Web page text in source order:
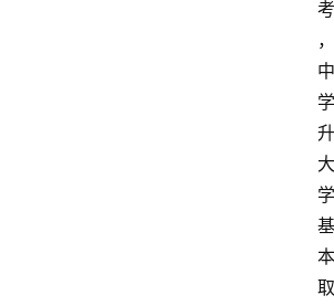
考
，
中
学
升
大
学
基
本
取